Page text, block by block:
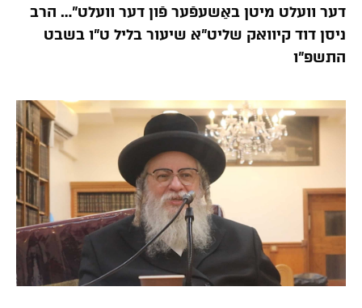
דער וועלט מיטן באַשעפֿער פֿון דער וועלט”… הרב
ניסן דוד קיוואק שליט”א שיעור בליל ט”ו בשבט
התשפ”ו